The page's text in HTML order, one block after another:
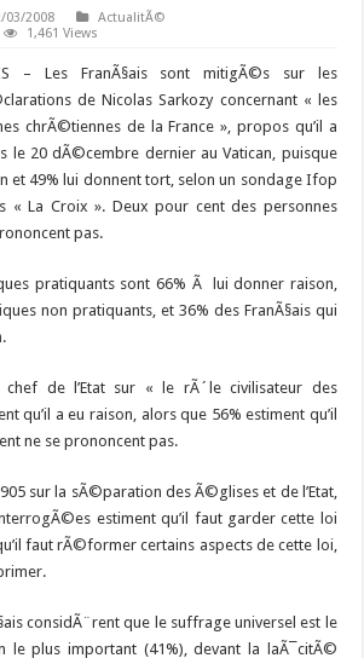
03/2008
ActualitÃ©
1,461 Views
– Les FranÃ§ais sont mitigÃ©s sur les
de Nicolas Sarkozy concernant « les
chrÃ©tiennes de la France », propos qu’il a
le 20 dÃ©cembre dernier au Vatican, puisque
et 49% lui donnent tort, selon un sondage Ifop
« La Croix ». Deux pour cent des personnes
pas.
pratiquants sont 66% Ã lui donner raison,
non pratiquants, et 36% des FranÃ§ais qui
de l’Etat sur « le rÃ´le civilisateur des
qu’il a eu raison, alors que 56% estiment qu’il
ne se prononcent pas.
sur la sÃ©paration des Ã©glises et de l’Etat,
estiment qu’il faut garder cette loi
faut rÃ©former certains aspects de cette loi,
considÃ¨rent que le suffrage universel est le
le plus important (41%), devant la laÃ¯citÃ©